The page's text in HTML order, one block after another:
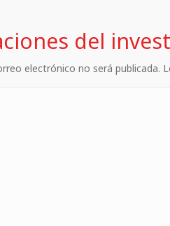
del
electrónico no será